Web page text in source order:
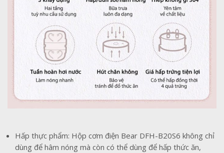
Hấp thực phẩm: Hộp cơm điện Bear DFH-B20S6 không chỉ
dùng để hâm nóng mà còn có thể dùng để hấp thức ăn,